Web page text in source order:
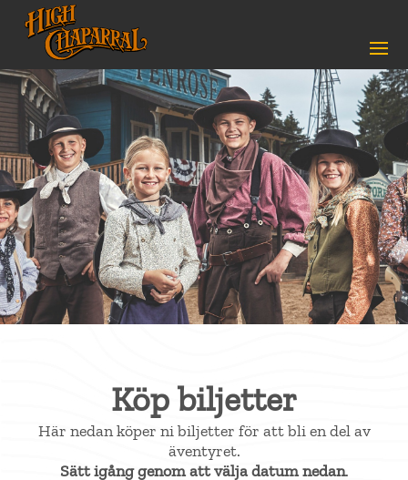
Köp biljetter
Här nedan köper ni biljetter för att bli en del av
äventyret.
Sätt igång genom att välja datum nedan.